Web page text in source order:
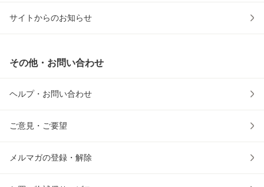
サイトからのお知らせ
その他・お問い合わせ
ヘルプ・お問い合わせ
ご意見・ご要望
メルマガの登録・解除